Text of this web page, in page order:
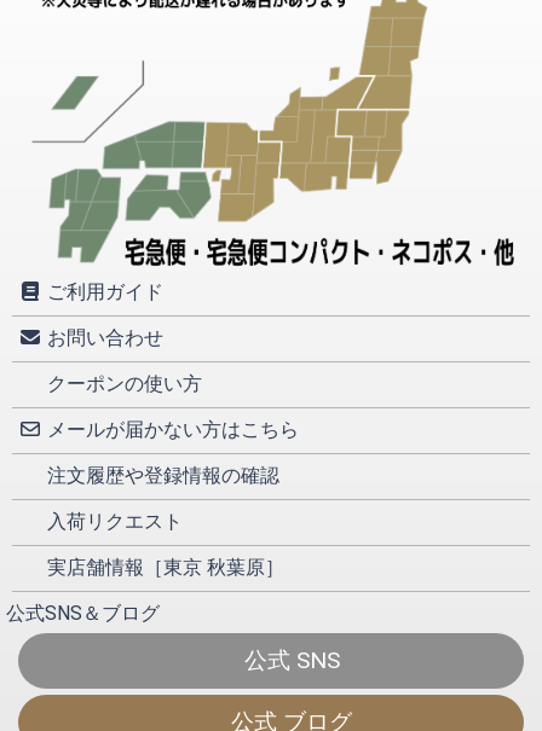
ご利用ガイド
お問い合わせ
クーポンの使い方
メールが届かない方はこちら
注文履歴や登録情報の確認
入荷リクエスト
実店舗情報［東京 秋葉原］
公式SNS＆ブログ
公式 SNS
公式 ブログ